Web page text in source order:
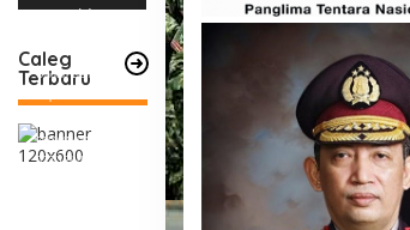
source(s) not
Unduh Berkas:
content/uploads/2
023/12/VID-
Caleg
Terbaru